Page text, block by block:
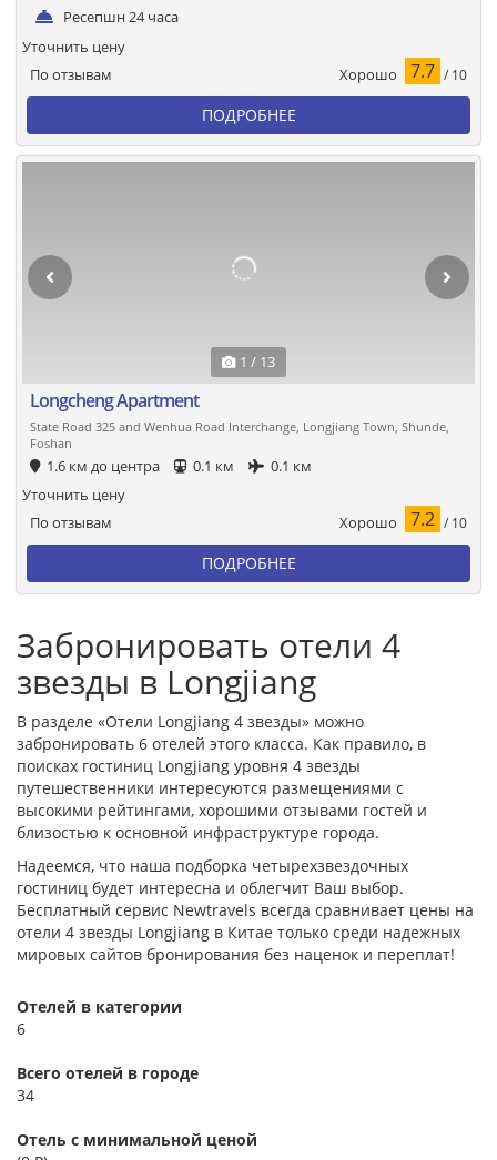
Ресепшн 24 часа
По отзывам Хорошо 7.7 / 10
Уточнить цену
ПОДРОБНЕЕ
1 / 13
Longcheng Apartment
State Road 325 and Wenhua Road Interchange, Longjiang Town, Shunde,
Foshan
1.6 км до центра 0.1 км 0.1 км
По отзывам Хорошо 7.2 / 10
Уточнить цену
ПОДРОБНЕЕ
Забронировать отели 4
звезды в Longjiang
В разделе «Отели Longjiang 4 звезды» можно
забронировать 6 отелей этого класса. Как правило, в
поисках гостиниц Longjiang уровня 4 звезды
путешественники интересуются размещениями с
высокими рейтингами, хорошими отзывами гостей и
близостью к основной инфраструктуре города.
Надеемся, что наша подборка четырехзвездочных
гостиниц будет интересна и облегчит Ваш выбор.
Бесплатный сервис Newtravels всегда сравнивает цены на
отели 4 звезды Longjiang в Китае только среди надежных
мировых сайтов бронирования без наценок и переплат!
Отелей в категории
6
Всего отелей в городе
34
Отель с минимальной ценой